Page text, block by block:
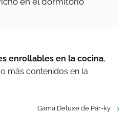
enrollables en la cocina,
más contenidos en la
Gama Deluxe de Par-ky